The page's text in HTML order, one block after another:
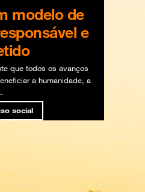
modelo de
e
que todos os avanços
a humanidade, a
social